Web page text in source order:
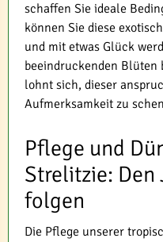
schaffen Sie ideale
können Sie diese
und mit etwas Glück
beeindruckenden Blüten
lohnt sich, dieser
Aufmerksamkeit zu
Pflege und
Strelitzie: Den
folgen
Die Pflege unserer